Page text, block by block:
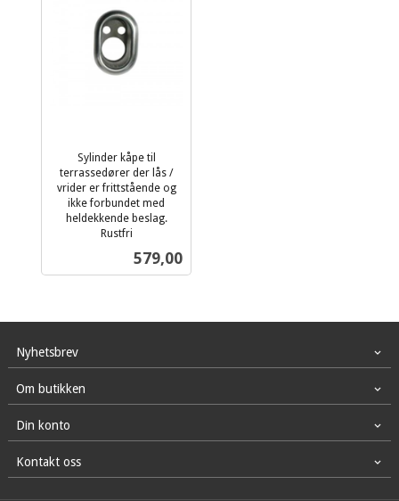
Sylinder kåpe til
terrassedører der lås /
vrider er frittstående og
ikke forbundet med
heldekkende beslag.
Rustfri
Pris
579,00
Nyhetsbrev
Om butikken
Din konto
Kontakt oss